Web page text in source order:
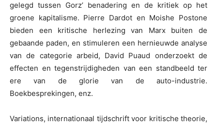
gelegd tussen Gorz’ benadering en de kritiek op het
groene kapitalisme. Pierre Dardot en Moishe Postone
bieden een kritische herlezing van Marx buiten de
gebaande paden, en stimuleren een hernieuwde analyse
van de categorie arbeid, David Puaud onderzoekt de
effecten en tegenstrijdigheden van een standbeeld ter
ere van de glorie van de auto-industrie.
Boekbesprekingen, enz.
Variations, internationaal tijdschrift voor kritische theorie,